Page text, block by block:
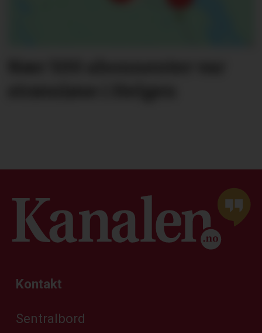
Kontakt
Sentralbord